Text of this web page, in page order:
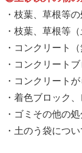
・枝葉、草根等
・枝葉、草根等
・コンクリート
・コンクリート
・コンクリート
・着色ブロック
・ゴミその他の
・土のう袋につ